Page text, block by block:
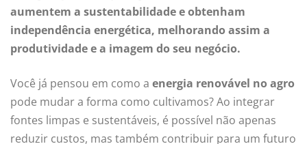
aumentem a sustentabilidade e obtenham
independência energética, melhorando assim a
produtividade e a imagem do seu negócio.
Você já pensou em como a energia renovável no agro
pode mudar a forma como cultivamos? Ao integrar
fontes limpas e sustentáveis, é possível não apenas
reduzir custos, mas também contribuir para um futuro